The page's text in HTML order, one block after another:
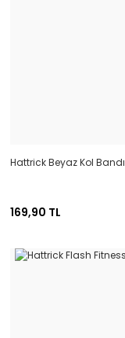
Hattrick Beyaz Kol Bandı
169,90 TL